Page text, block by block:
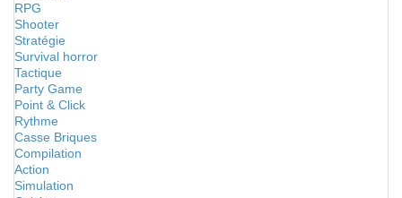
RPG
Shooter
Stratégie
Survival horror
Tactique
Party Game
Point & Click
Rythme
Casse Briques
Compilation
Action
Simulation